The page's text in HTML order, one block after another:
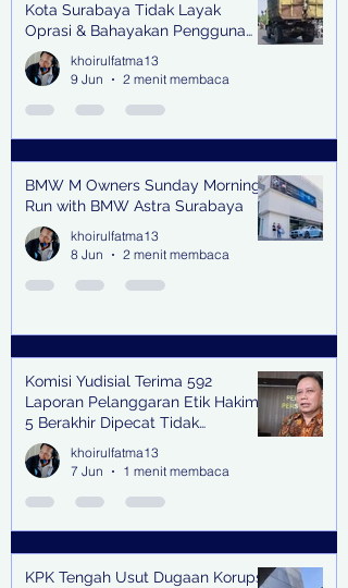
Kota Surabaya Tidak Layak
Oprasi & Bahayakan Pengguna
Jalan
khoirulfatma13
9 Jun
2 menit membaca
BMW M Owners Sunday Morning
Run with BMW Astra Surabaya
khoirulfatma13
8 Jun
2 menit membaca
Komisi Yudisial Terima 592
Laporan Pelanggaran Etik Hakim,
5 Berakhir Dipecat Tidak
Terhormat
khoirulfatma13
7 Jun
1 menit membaca
KPK Tengah Usut Dugaan Korupsi